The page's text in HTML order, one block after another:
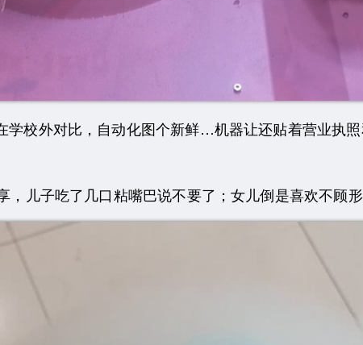
外对比，自动化图个新鲜…机器让还贴着营业执照
子吃了几口粘嘴巴说不要了；女儿倒是喜欢不顾形